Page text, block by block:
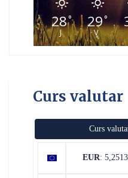
28°
J
29°
V
Curs valutar
Curs
EUR: